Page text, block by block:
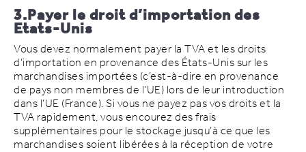
3.Payer le droit d’importation des
Etats-Unis
Vous devez normalement payer la TVA et les droits
d’importation en provenance des États-Unis sur les
marchandises importées (c’est-à-dire en provenance
de pays non membres de l’UE) lors de leur introduction
dans l’UE (France). Si vous ne payez pas vos droits et la
TVA rapidement, vous encourez des frais
supplémentaires pour le stockage jusqu’à ce que les
marchandises soient libérées à la réception de votre